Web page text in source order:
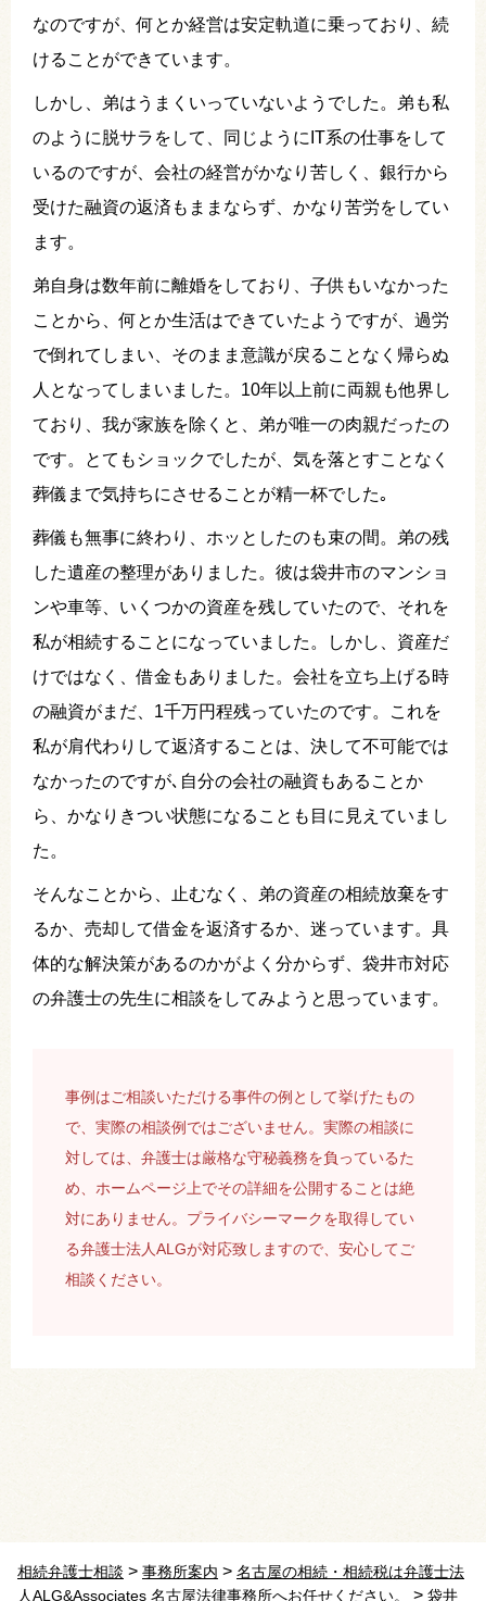
なのですが、何とか経営は安定軌道に乗っており、続
けることができています。
しかし、弟はうまくいっていないようでした。弟も私
のように脱サラをして、同じようにIT系の仕事をして
いるのですが、会社の経営がかなり苦しく、銀行から
受けた融資の返済もままならず、かなり苦労をしてい
ます。
弟自身は数年前に離婚をしており、子供もいなかった
ことから、何とか生活はできていたようですが、過労
で倒れてしまい、そのまま意識が戻ることなく帰らぬ
人となってしまいました。10年以上前に両親も他界し
ており、我が家族を除くと、弟が唯一の肉親だったの
です。とてもショックでしたが、気を落とすことなく
葬儀まで気持ちにさせることが精一杯でした｡
葬儀も無事に終わり、ホッとしたのも束の間。弟の残
した遺産の整理がありました。彼は袋井市のマンショ
ンや車等、いくつかの資産を残していたので、それを
私が相続することになっていました。しかし、資産だ
けではなく、借金もありました。会社を立ち上げる時
の融資がまだ、1千万円程残っていたのです。これを
私が肩代わりして返済することは、決して不可能では
なかったのですが､自分の会社の融資もあることか
ら、かなりきつい状態になることも目に見えていまし
た。
そんなことから、止むなく、弟の資産の相続放棄をす
るか、売却して借金を返済するか、迷っています。具
体的な解決策があるのかがよく分からず、袋井市対応
の弁護士の先生に相談をしてみようと思っています。
事例はご相談いただける事件の例として挙げたもの
で、実際の相談例ではございません。実際の相談に
対しては、弁護士は厳格な守秘義務を負っているた
め、ホームページ上でその詳細を公開することは絶
対にありません。プライバシーマークを取得してい
る弁護士法人ALGが対応致しますので、安心してご
相談ください。
相続弁護士相談 > 事務所案内 > 名古屋の相続・相続税は弁護士法
人ALG&Associates 名古屋法律事務所へお任せください。
> 袋井